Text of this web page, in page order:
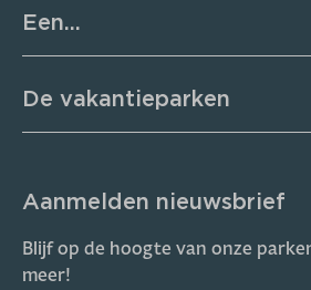
Een...
De vakantieparken
Aanmelden nieuwsbrief
Blijf op de hoogte van onze
meer!